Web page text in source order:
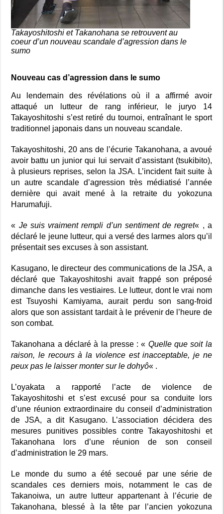
Takayoshitoshi et Takanohana se retrouvent au
coeur d’un nouveau scandale d’agression dans le
sumo
Nouveau cas d’agression dans le sumo
Au lendemain des révélations où il a affirmé avoir
attaqué un lutteur de rang inférieur, le juryo 14
Takayoshitoshi s’est retiré du tournoi, entraînant le sport
traditionnel japonais dans un nouveau scandale.
Takayoshitoshi, 20 ans de l’écurie Takanohana, a avoué
avoir battu un junior qui lui servait d’assistant (tsukibito),
à plusieurs reprises, selon la JSA. L’incident fait suite à
un autre scandale d’agression très médiatisé l’année
dernière qui avait mené à la retraite du yokozuna
Harumafuji.
« Je suis vraiment rempli d’un sentiment de regret« , a
déclaré le jeune lutteur, qui a versé des larmes alors qu’il
présentait ses excuses à son assistant.
Kasugano, le directeur des communications de la JSA, a
déclaré que Takayoshitoshi avait frappé son préposé
dimanche dans les vestiaires. Le lutteur, dont le vrai nom
est Tsuyoshi Kamiyama, aurait perdu son sang-froid
alors que son assistant tardait à le prévenir de l’heure de
son combat.
Takanohana a déclaré à la presse : « Quelle que soit la
raison, le recours à la violence est inacceptable, je ne
peux pas le laisser monter sur le dohyô« .
L’oyakata a rapporté l’acte de violence de
Takayoshitoshi et s’est excusé pour sa conduite lors
d’une réunion extraordinaire du conseil d’administration
de JSA, a dit Kasugano. L’association décidera des
mesures punitives possibles contre Takayoshitoshi et
Takanohana lors d’une réunion de son conseil
d’administration le 29 mars.
Le monde du sumo a été secoué par une série de
scandales ces derniers mois, notamment le cas de
Takanoiwa, un autre lutteur appartenant à l’écurie de
Takanohana, blessé à la tête par l’ancien yokozuna